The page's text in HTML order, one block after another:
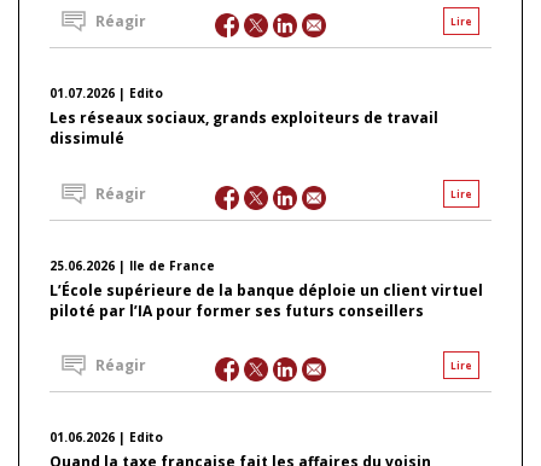
Lire
Réagir
01.07.2026 | Edito
Les réseaux sociaux, grands exploiteurs de travail
dissimulé
Lire
Réagir
25.06.2026 | Ile de France
L’École supérieure de la banque déploie un client virtuel
piloté par l’IA pour former ses futurs conseillers
Lire
Réagir
01.06.2026 | Edito
Quand la taxe française fait les affaires du voisin